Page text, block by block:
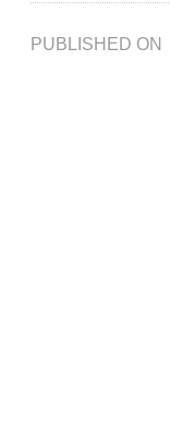
PUBLISHED ON